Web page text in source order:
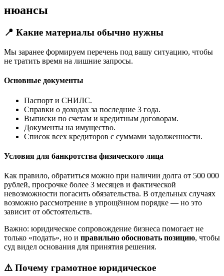
нюансы
📍 Какие материалы обычно нужны
Мы заранее формируем перечень под вашу ситуацию, чтобы
не тратить время на лишние запросы.
Основные документы
Паспорт и СНИЛС.
Справки о доходах за последние 3 года.
Выписки по счетам и кредитным договорам.
Документы на имущество.
Список всех кредиторов с суммами задолженности.
Условия для банкротства физического лица
Как правило, обратиться можно при наличии долга от 500 000
рублей, просрочке более 3 месяцев и фактической
невозможности погасить обязательства. В отдельных случаях
возможно рассмотрение в упрощённом порядке — но это
зависит от обстоятельств.
Важно: юридическое сопровождение бизнеса помогает не
только «подать», но и правильно обосновать позицию, чтобы
суд видел основания для принятия решения.
⚠️ Почему грамотное юридическое